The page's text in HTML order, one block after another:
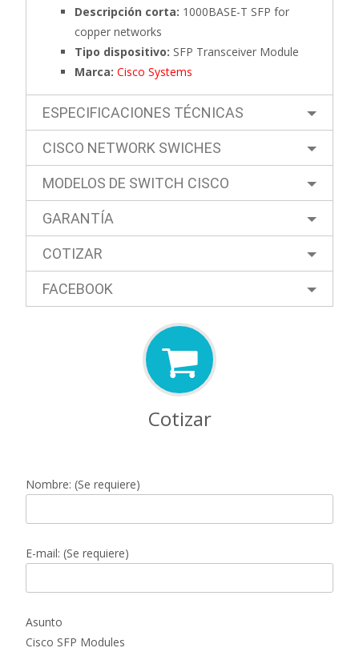
Descripción corta: 1000BASE-T SFP for
copper networks
Tipo dispositivo: SFP Transceiver Module
Marca: Cisco Systems
ESPECIFICACIONES TÉCNICAS
CISCO NETWORK SWICHES
MODELOS DE SWITCH CISCO
GARANTÍA
COTIZAR
FACEBOOK
Cotizar
Nombre: (Se requiere)
E-mail: (Se requiere)
Asunto
Cisco SFP Modules